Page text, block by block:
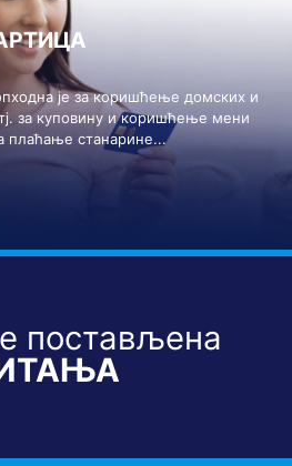
је за коришћење домских и
за куповину и коришћење мени
плаћање станарине...
постављена